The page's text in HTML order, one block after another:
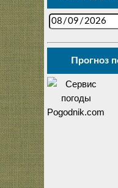
Прогноз